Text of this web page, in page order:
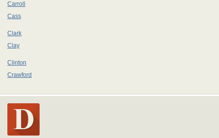
Carroll
Cass
Clark
Clay
Clinton
Crawford